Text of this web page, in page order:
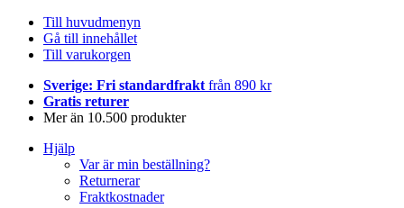
Till huvudmenyn
Gå till innehållet
Till varukorgen
Sverige: Fri standardfrakt från 890 kr
Gratis returer
Mer än 10.500 produkter
Hjälp
Var är min beställning?
Returnerar
Fraktkostnader